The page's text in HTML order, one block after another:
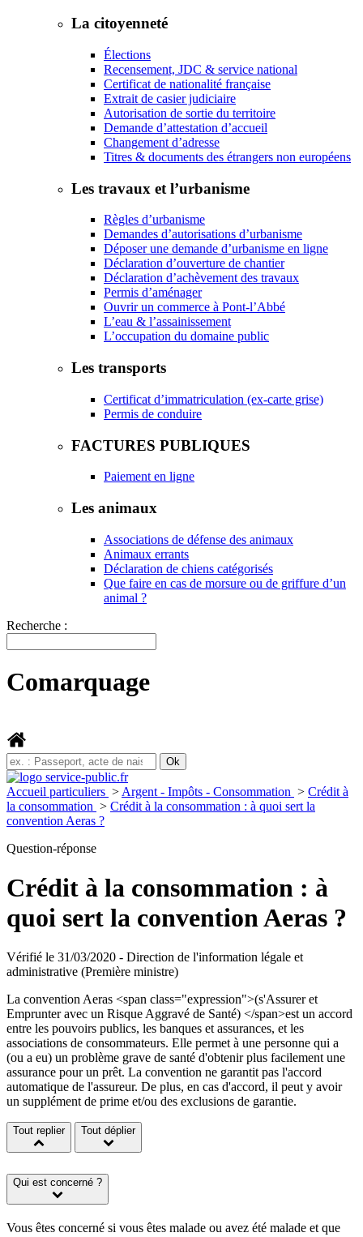
La citoyenneté
Élections
Recensement, JDC & service national
Certificat de nationalité française
Extrait de casier judiciaire
Autorisation de sortie du territoire
Demande d’attestation d’accueil
Changement d’adresse
Titres & documents des étrangers non européens
Les travaux et l’urbanisme
Règles d’urbanisme
Demandes d’autorisations d’urbanisme
Déposer une demande d’urbanisme en ligne
Déclaration d’ouverture de chantier
Déclaration d’achèvement des travaux
Permis d’aménager
Ouvrir un commerce à Pont-l’Abbé
L’eau & l’assainissement
L’occupation du domaine public
Les transports
Certificat d’immatriculation (ex-carte grise)
Permis de conduire
FACTURES PUBLIQUES
Paiement en ligne
Les animaux
Associations de défense des animaux
Animaux errants
Déclaration de chiens catégorisés
Que faire en cas de morsure ou de griffure d’un
animal ?
Recherche :
Comarquage
Accueil particuliers > Argent - Impôts - Consommation > Crédit à
la consommation > Crédit à la consommation : à quoi sert la
convention Aeras ?
Question-réponse
Crédit à la consommation : à
quoi sert la convention Aeras ?
Vérifié le 31/03/2020 - Direction de l'information légale et
administrative (Première ministre)
La convention Aeras <span class="expression">(s'Assurer et
Emprunter avec un Risque Aggravé de Santé) </span>est un accord
entre les pouvoirs publics, les banques et assurances, et les
associations de consommateurs. Elle permet à une personne qui a
(ou a eu) un problème grave de santé d'obtenir plus facilement une
assurance pour un prêt. La convention ne garantit pas l'accord
automatique de l'assureur. De plus, en cas d'accord, il peut y avoir
un supplément de prime et/ou des exclusions de garantie.
Tout replier Tout déplier
Qui est concerné ?
Vous êtes concerné si vous êtes malade ou avez été malade et que